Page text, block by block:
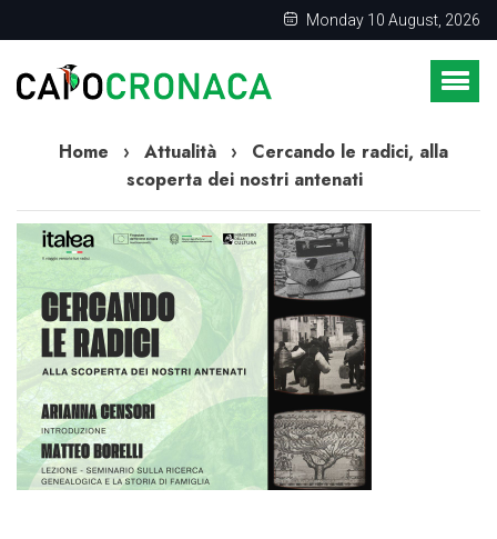
Monday 10 August, 2026
Home › Attualità ›
Cercando le radici, alla
scoperta dei nostri antenati